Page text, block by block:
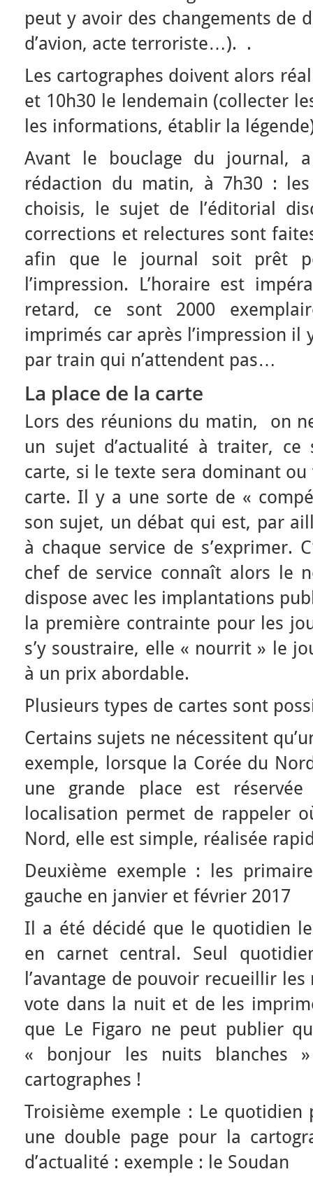
peut y avoir des changements de
d’avion, acte terroriste…). .
Les cartographes doivent alors
et 10h30 le lendemain (collecter
les informations, établir la
Avant le bouclage du journal,
rédaction du matin, à 7h30 :
choisis, le sujet de l’éditorial
corrections et relectures sont
afin que le journal soit prêt
l’impression. L’horaire est
retard, ce sont 2000
imprimés car après l’impression
par train qui n’attendent pas…
La place de la carte
Lors des réunions du matin, on
un sujet d’actualité à traiter,
carte, si le texte sera dominant
carte. Il y a une sorte de «
son sujet, un débat qui est, par
à chaque service de s’exprimer.
chef de service connaît alors le
dispose avec les implantations
la première contrainte pour les
s’y soustraire, elle « nourrit » le
à un prix abordable.
Plusieurs types de cartes sont
Certains sujets ne nécessitent
exemple, lorsque la Corée du
une grande place est
localisation permet de rappeler
Nord, elle est simple, réalisée
Deuxième exemple : les
gauche en janvier et février 2017
Il a été décidé que le quotidien
en carnet central. Seul
l’avantage de pouvoir recueillir
vote dans la nuit et de les
que Le Figaro ne peut publier
« bonjour les nuits blanches
cartographes !
Troisième exemple : Le quotidien
une double page pour la
d’actualité : exemple : le Soudan